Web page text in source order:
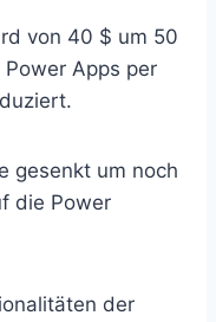
von 40 $ um 50
Apps per
gesenkt um noch
die Power
der